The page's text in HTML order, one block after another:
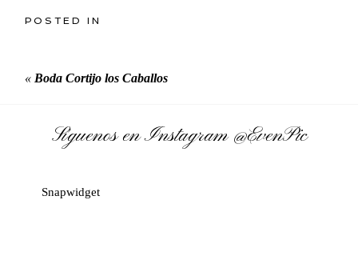
POSTED IN
« Boda Cortijo los Caballos
Síguenos en Instagram@EvenPic
Snapwidget